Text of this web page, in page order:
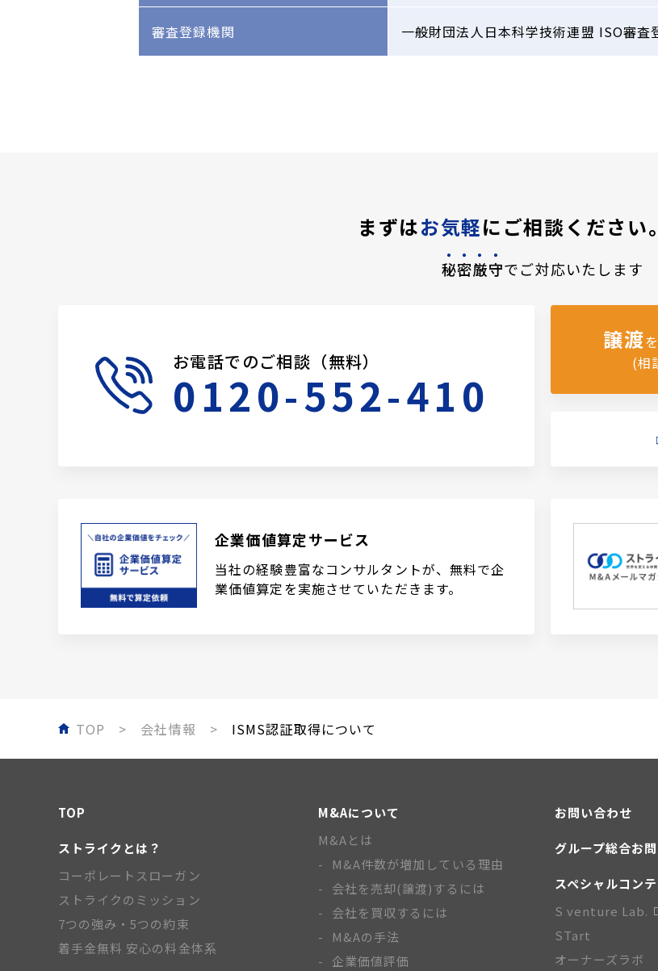
審査登録機関 一般財団法人日本科学技術連盟 ISO審査
まずはお気軽にご相談ください
秘密厳守でご対応いたします
お電話でのご相談（無料）
0120-552-410
譲渡
(相
企業価値算定サービス
当社の経験豊富なコンサルタントが、無料で企
業価値算定を実施させていただきます。
TOP 会社情報 ISMS認証取得について
TOP
ストライクとは？
コーポレートスローガン
ストライクのミッション
7つの強み・5つの約束
着手金無料 安心の料金体系
M&Aについて
M&Aとは
M&A件数が増加している理由
会社を売却(譲渡)するには
会社を買収するには
M&Aの手法
企業価値評価
お問い合わせ
グループ総合お
スペシャルコン
S venture Lab.
STart
オーナーズラボ